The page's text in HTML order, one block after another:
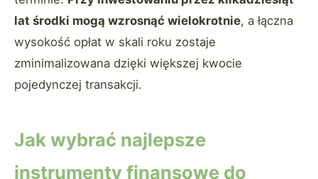
lat środki mogą wzrosnąć wielokrotnie, a łączna
wysokość opłat w skali roku zostaje
zminimalizowana dzięki większej kwocie
pojedynczej transakcji.
Jak wybrać najlepsze
instrumenty finansowe do